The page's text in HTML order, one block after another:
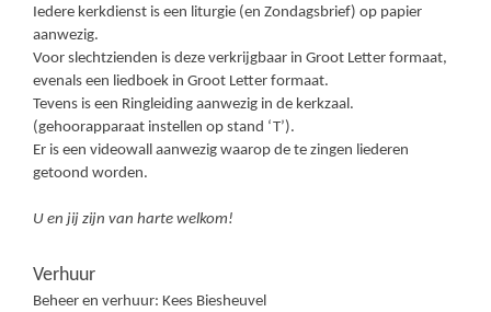
Iedere kerkdienst is een liturgie (en Zondagsbrief) op papier
aanwezig.
Voor slechtzienden is deze verkrijgbaar in Groot Letter formaat,
evenals een liedboek in Groot Letter formaat.
Tevens is een Ringleiding aanwezig in de kerkzaal.
(gehoorapparaat instellen op stand ‘T’).
Er is een videowall aanwezig waarop de te zingen liederen
getoond worden.
U en jij zijn van harte welkom!
Verhuur
Beheer en verhuur: Kees Biesheuvel